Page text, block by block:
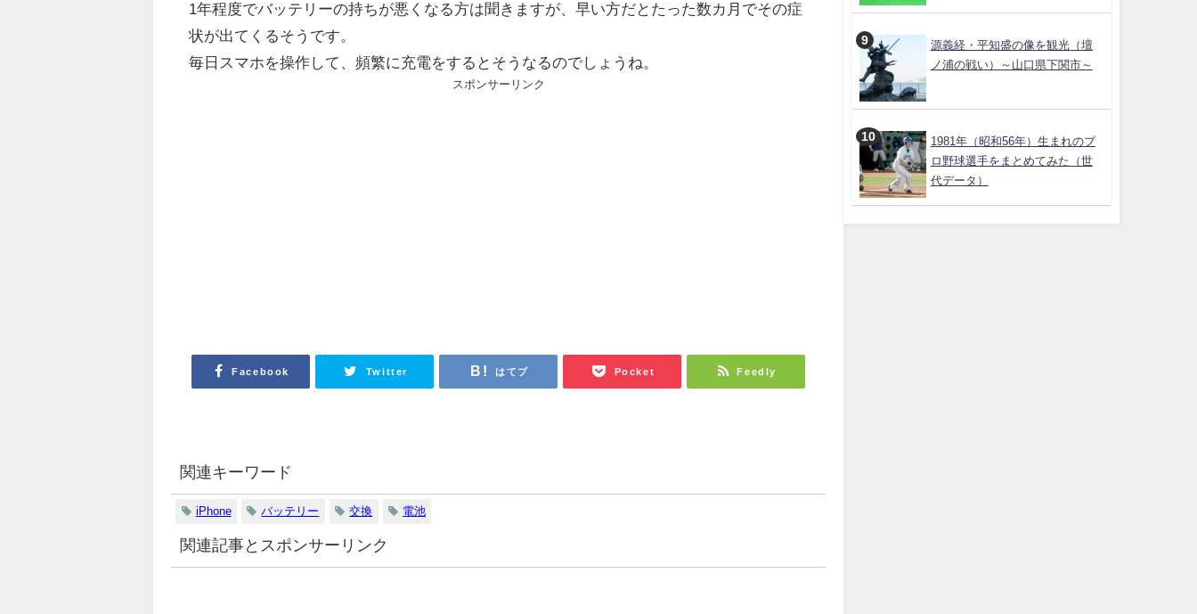
1年程度でバッテリーの持ちが悪くなる方は聞きますが、早い方だとたった数カ月でその症
状が出てくるそうです。
毎日スマホを操作して、頻繁に充電をするとそうなるのでしょうね。
スポンサーリンク
Facebook Twitter はてブ Pocket Feedly
関連キーワード
iPhone バッテリー 交換 電池
関連記事とスポンサーリンク
源義経・平知盛の像を観光（壇
ノ浦の戦い）～山口県下関市～
1981年（昭和56年）生まれのプ
ロ野球選手をまとめてみた（世
代データ）